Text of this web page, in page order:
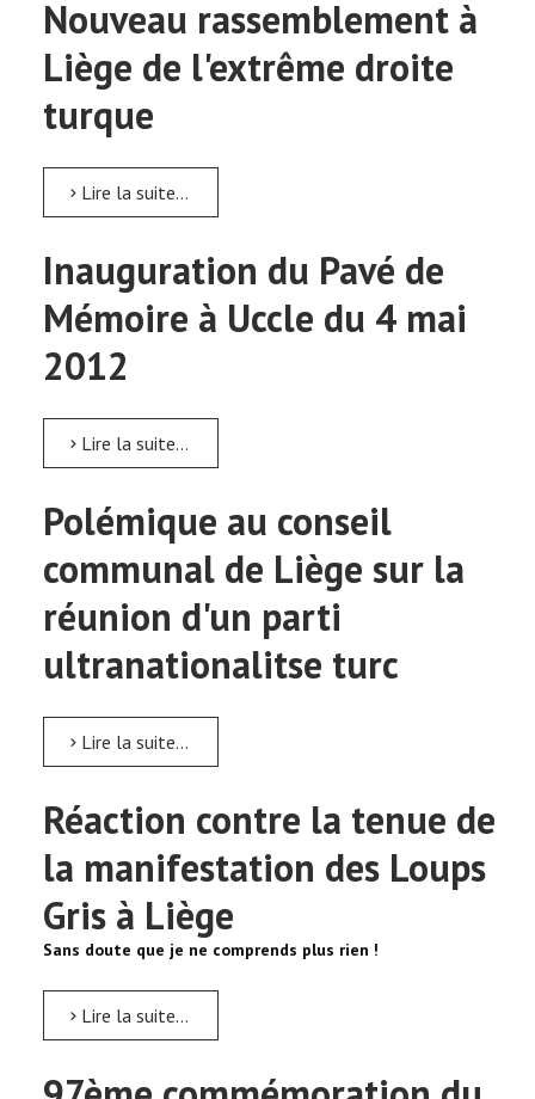
Nouveau rassemblement à
Liège de l'extrême droite
turque
Lire la suite...
Inauguration du Pavé de
Mémoire à Uccle du 4 mai
2012
Lire la suite...
Polémique au conseil
communal de Liège sur la
réunion d'un parti
ultranationalitse turc
Lire la suite...
Réaction contre la tenue de
la manifestation des Loups
Gris à Liège
Sans doute que je ne comprends plus rien !
Lire la suite...